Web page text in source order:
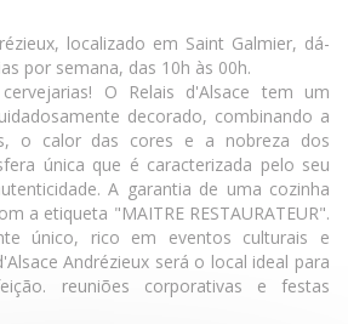
localizado em Saint Galmier, dá-
por semana, das 10h às 00h.
O Relais d'Alsace tem um
decorado, combinando a
o calor das cores e a nobreza dos
única que é caracterizada pelo seu
A garantia de uma cozinha
a etiqueta "MAITRE RESTAURATEUR".
único, rico em eventos culturais e
Andrézieux será o local ideal para
reuniões corporativas e festas